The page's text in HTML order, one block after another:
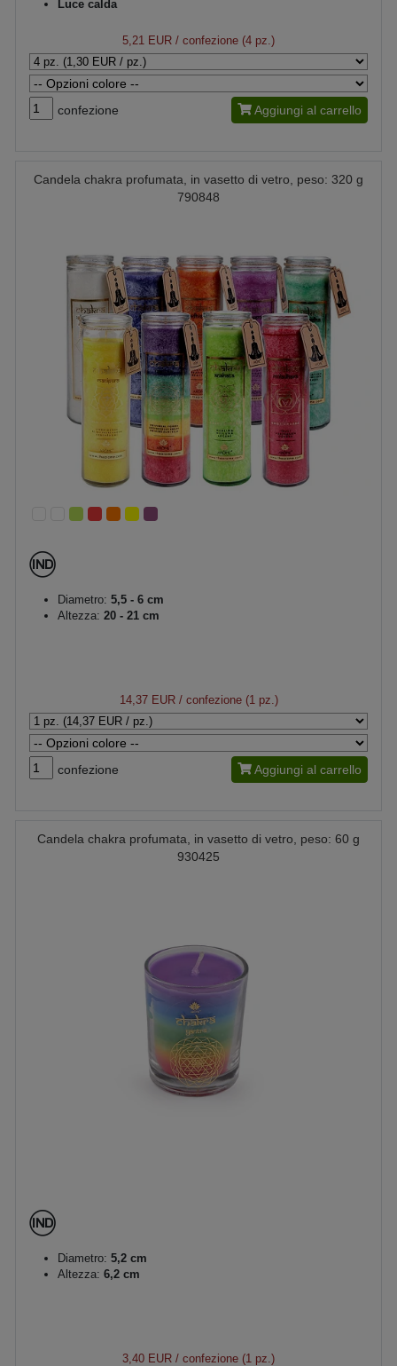
Luce calda
5,21 EUR / confezione (4 pz.)
confezione Aggiungi al carrello
Candela chakra profumata, in vasetto di vetro, peso: 320 g
790848
Diametro: 5,5 - 6 cm
Altezza: 20 - 21 cm
14,37 EUR/ confezione (1 pz.)
confezione Aggiungi al carrello
Candela chakra profumata, in vasetto di vetro, peso: 60 g
930425
Diametro: 5,2 cm
Altezza: 6,2 cm
3,40 EUR / confezione (1 pz.)